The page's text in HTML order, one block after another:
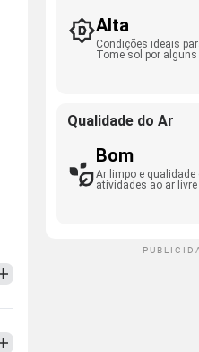
Alta
Condições ideais
Tome sol por
Qualidade do Ar
Bom
Ar limpo e qualidade
atividades ao ar